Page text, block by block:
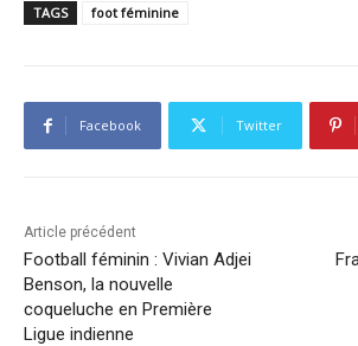
TAGS foot féminine
Facebook Twitter
Article précédent
Football féminin : Vivian Adjei
Benson, la nouvelle
coqueluche en Première
Ligue indienne